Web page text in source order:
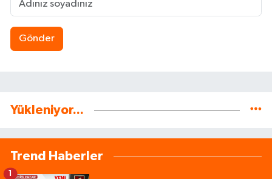
Gönder
Yükleniyor...
Trend Haberler
1